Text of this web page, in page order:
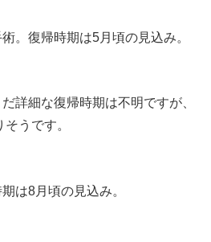
。復帰時期は5月頃の見込み。
詳細な復帰時期は不明ですが、
うです。
は8月頃の見込み。